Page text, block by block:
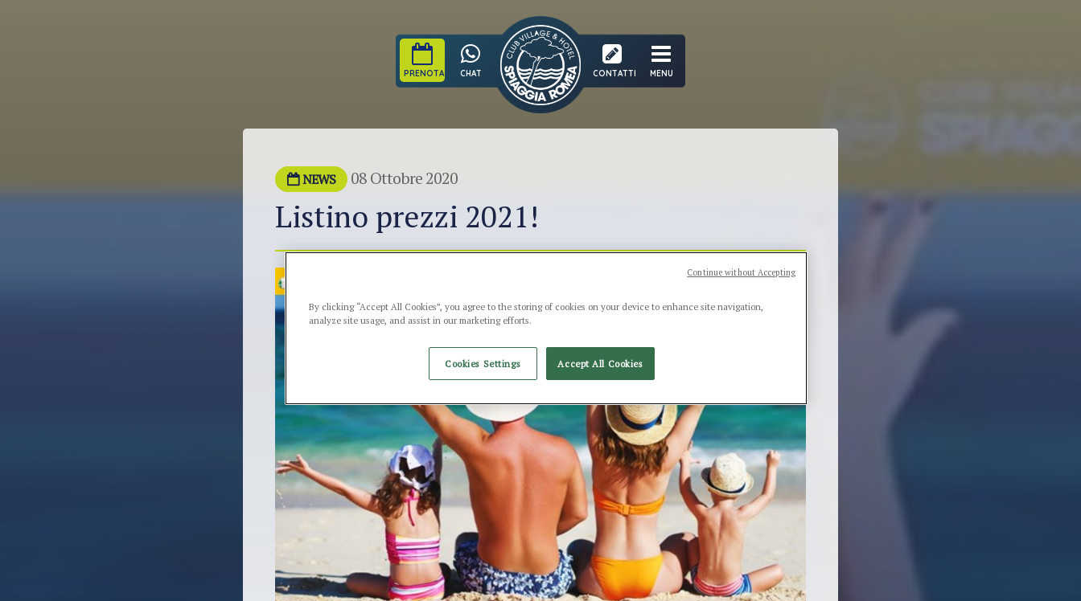
PRENOTA CHAT CONTATTI MENU
NEWS 08 Ottobre 2020
Listino prezzi 2021!
By clicking “Accept All Cookies”, you agree to the storing of cookies on your device to enhance site navigation,
analyze site usage, and assist in our marketing efforts.
Cookies Settings Accept All Cookies
Continue without Accepting